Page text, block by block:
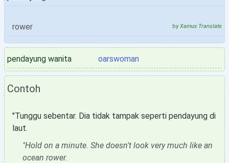
rower by Xamux Translate
pendayung wanita oarswoman
Contoh
"Tunggu sebentar. Dia tidak tampak seperti pendayung di
laut.
"Hold on a minute. She doesn't look very much like an
ocean rower.